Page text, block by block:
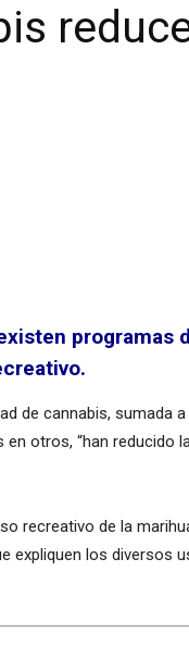
programas
de cannabis, sumada
otros, “han reducido
recreativo de la
expliquen los diversos